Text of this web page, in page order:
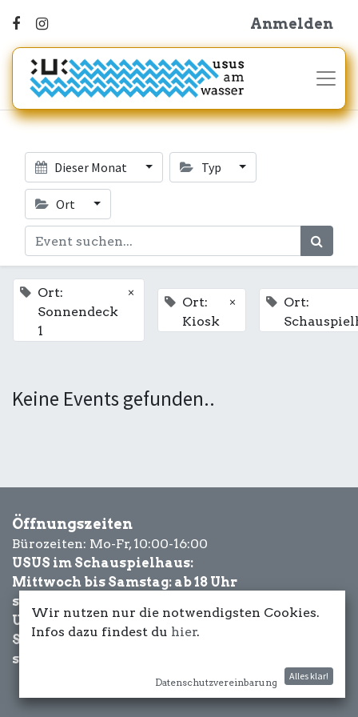
Anmelden
Dieser Monat Typ
Ort
Ort:
Sonnendeck
1
×
Ort:
Kiosk
×
Ort:
Keine Events gefunden..
Öffnungszeiten
Bürozeiten: Mo-Fr, 10:00-16:00
USUS im Schauspielhaus:
Mittwoch bis Samstag: ab 18 Uhr
sowie Eventbezogen.
USUS am Wasser:
Schönwetter-
sowie Eventbezogen.
Wir nutzen nur die notwendigsten Cookies.
Infos dazu findest du hier.
Datenschutzvereinbarung
Alles klar!